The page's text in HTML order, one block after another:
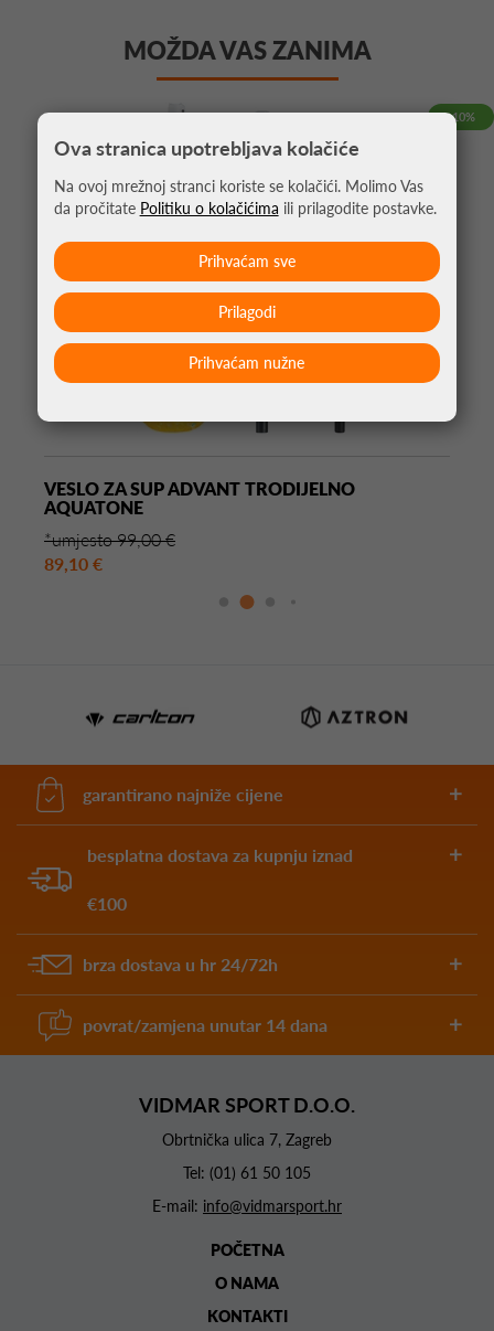
MOŽDA VAS ZANIMA
-10%
VESLO ZA SUP ADVANT TRODIJELNO
AQUATONE
*umjesto 99,00 €
89,10 €
garantirano najniže cijene
besplatna dostava za kupnju iznad
€100
brza dostava u hr 24/72h
povrat/zamjena unutar 14 dana
VIDMAR SPORT D.O.O.
Obrtnička ulica 7, Zagreb
Tel: (01) 61 50 105
E-mail: info@vidmarsport.hr
POČETNA
O NAMA
KONTAKTI
Ova stranica upotrebljava kolačiće
Na ovoj mrežnoj stranci koriste se kolačići. Molimo Vas
da pročitate Politiku o kolačićima ili prilagodite postavke.
Prihvaćam nužne
Prilagodi
Prihvaćam sve